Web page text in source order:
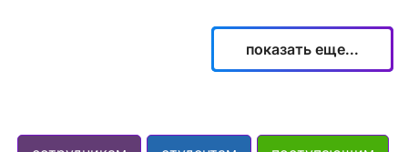
показать еще...